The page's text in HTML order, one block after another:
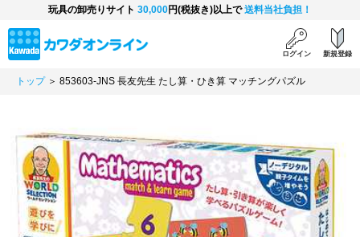
玩具の卸売りサイト 30,000円(税抜き)以上で送料当社負担！
ログイン 新規登録
トップ＞ 853603-JNS 長友先生 たし算・ひき算 マッチングパズル